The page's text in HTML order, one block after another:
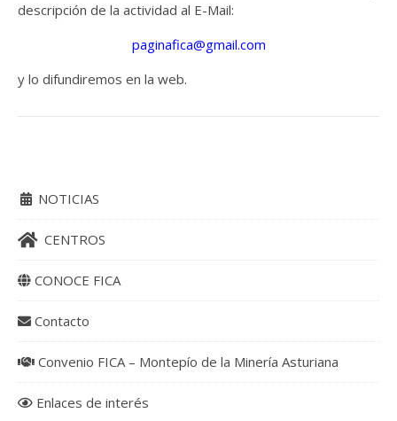
descripción de la actividad al E-Mail:
paginafica@gmail.com
y lo difundiremos en la web.
NOTICIAS
CENTROS
CONOCE FICA
Contacto
Convenio FICA – Montepío de la Minería Asturiana
Enlaces de interés